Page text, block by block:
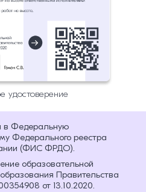
удостоверение
в Федеральную
Федерального реестра
(ФИС ФРДО).
образовательной
Правительства
от 13.10.2020.